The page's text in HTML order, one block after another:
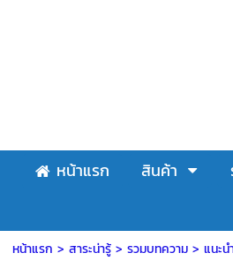
หน้าแรก สินค้า
หน้าแรก > สาระน่ารู้ > รวมบทความ> แนะ